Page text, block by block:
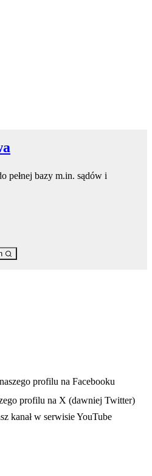
pełnej bazy m.in. sądów i
w nowej karcieprofilu na Facebooku
profilu na X (dawniej Twitter)
w nowej karcie
kanał w serwisie YouTube